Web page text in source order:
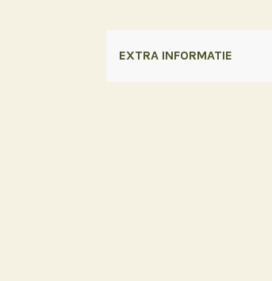
EXTRA INFORMATIE